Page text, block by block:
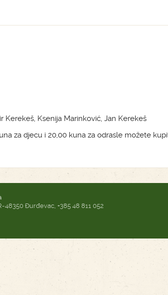
Kerekeš, Ksenija Marinković, Jan Kerekeš
za djecu i 20,00 kuna za odrasle možete
48350 Đurđevac, +385 48 811 052